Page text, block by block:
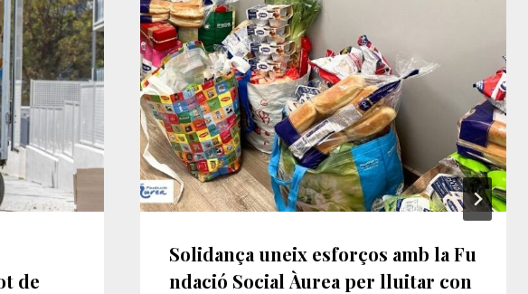
de
Solidança uneix esforços amb la Fu
ndació Social Àurea per lluitar con